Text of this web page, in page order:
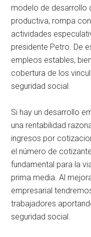
modelo de desarrollo
productiva, rompa
actividades
presidente Petro. De
empleos estables,
cobertura de los
seguridad social.
Si hay un desarrollo
una rentabilidad
ingresos por
el número de
fundamental para la
prima media. Al
empresarial
trabajadores
seguridad social.